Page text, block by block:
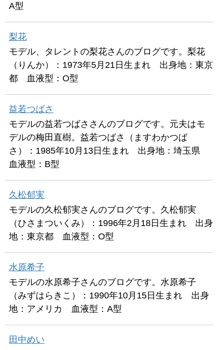
A型
梨花
モデル、タレントの梨花さんのブログです。梨花
（りんか）：1973年5月21日生まれ 出身地：東京
都 血液型：O型
益若つばさ
モデルの益若つばささんのブログです。元夫はモ
デルの梅田直樹。益若つばさ（ますわかつば
さ）：1985年10月13日生まれ 出身地：埼玉県
血液型：B型
久松郁実
モデルの久松郁実さんのブログです。久松郁実
（ひさまついくみ）：1996年2月18日生まれ 出身
地：東京都 血液型：O型
水原希子
モデルの水原希子さんのブログです。水原希子
（みずはらきこ）：1990年10月15日生まれ 出身
地：アメリカ 血液型：A型
田中めい